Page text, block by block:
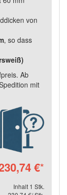
von
, so dass
Ab
mit
€*
Inhalt 1 Stk.